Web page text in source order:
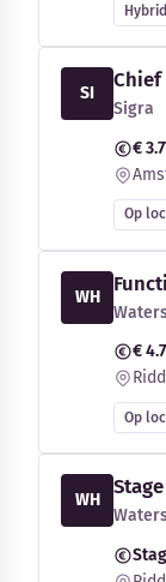
SI
Sigra
€
Op
WH
€
Op
WH